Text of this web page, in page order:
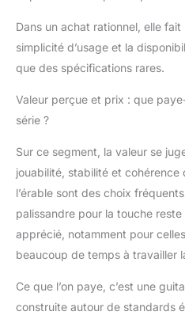
Dans un achat rationnel, elle
simplicité d’usage et la
que des spécifications rares.
Valeur perçue et prix : que
série ?
Sur ce segment, la valeur se
jouabilité, stabilité et cohérence
l’érable sont des choix
palissandre pour la touche
apprécié, notamment pour
beaucoup de temps à travailler
Ce que l’on paye, c’est une
construite autour de standards